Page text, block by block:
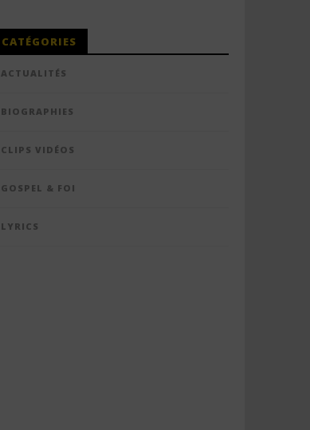
CATÉGORIES
ACTUALITÉS
BIOGRAPHIES
CLIPS VIDÉOS
GOSPEL & FOI
LYRICS